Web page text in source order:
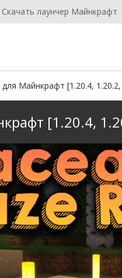
Скачать лаунчер Майнкрафт
Майнкрафт [1.20.4,
[1.20.4,